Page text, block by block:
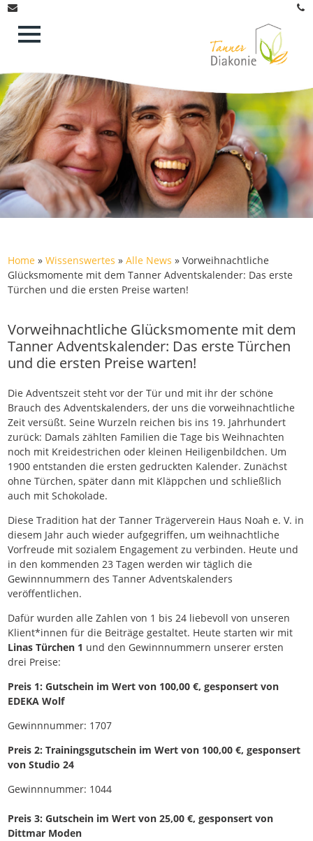
Home »Wissenswertes »Alle News »Vorweihnachtliche
Glücksmomente mit dem Tanner Adventskalender: Das erste
Türchen und die ersten Preise warten!
Vorweihnachtliche Glücksmomente mit dem
Tanner Adventskalender: Das erste Türchen
und die ersten Preise warten!
Die Adventszeit steht vor der Tür und mit ihr der schöne
Brauch des Adventskalenders, der uns die vorweihnachtliche
Zeit versüßt. Seine Wurzeln reichen bis ins 19. Jahrhundert
zurück: Damals zählten Familien die Tage bis Weihnachten
noch mit Kreidestrichen oder kleinen Heiligenbildchen. Um
1900 entstanden die ersten gedruckten Kalender. Zunächst
ohne Türchen, später dann mit Kläppchen und schließlich
auch mit Schokolade.
Diese Tradition hat der Tanner Trägerverein Haus Noah e. V. in
diesem Jahr auch wieder aufgegriffen, um weihnachtliche
Vorfreude mit sozialem Engagement zu verbinden. Heute und
in den kommenden 23 Tagen werden wir täglich die
Gewinnnummern des Tanner Adventskalenders
veröffentlichen.
Dafür wurden alle Zahlen von 1 bis 24 liebevoll von unseren
Klient*innen für die Beiträge gestaltet. Heute starten wir mit
Linas Türchen 1 und den Gewinnnummern unserer ersten
drei Preise:
Preis 1: Gutschein im Wert von 100,00 €, gesponsert von
EDEKA Wolf
Gewinnnummer: 1707
Preis 2: Trainingsgutschein im Wert von 100,00 €, gesponsert
von Studio 24
Gewinnnummer: 1044
Preis 3: Gutschein im Wert von 25,00 €, gesponsert von
Dittmar Moden